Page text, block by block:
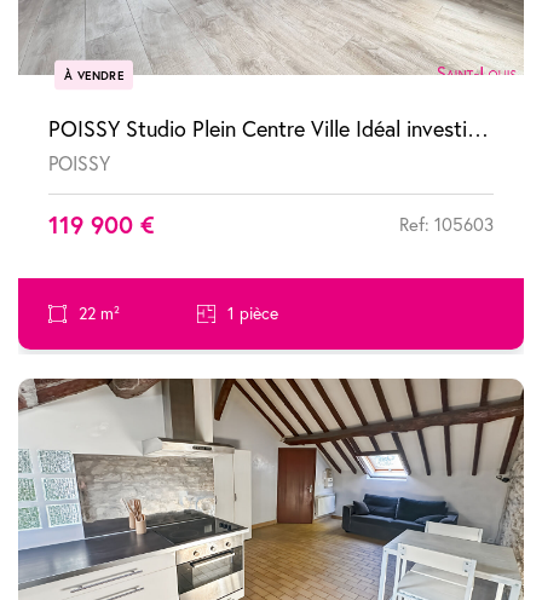
À VENDRE
POISSY Studio Plein Centre Ville Idéal investisseur ou premier achat !
POISSY
119 900 € Ref: 105603
22 m² 1 pièce